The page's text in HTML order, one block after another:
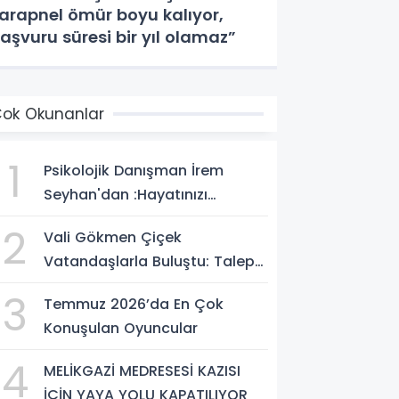
ömür boyu kalıyor,
süresi bir yıl olamaz”
Okunanlar
1
Psikolojik Danışman İrem
Seyhan'dan :Hayatınızı
Potansiyelinizi Keşfetmek İçin
İlk Adımı Atın!
2
Vali Gökmen Çiçek
Vatandaşlarla Buluştu: Talep
3
Temmuz 2026’da En Çok
Konuşulan Oyuncular
4
MELİKGAZİ MEDRESESİ KAZISI